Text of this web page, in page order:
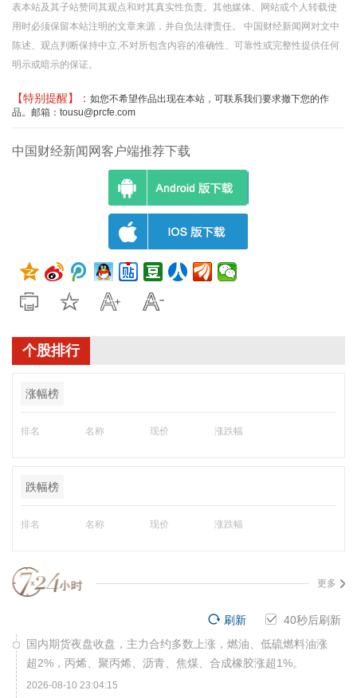
表本站及其子站赞同其观点和对其真实性负责。其他媒体、网站或个人转载使
用时必须保留本站注明的文章来源，并自负法律责任。 中国财经新闻网对文中
陈述、观点判断保持中立,不对所包含内容的准确性、可靠性或完整性提供任何
明示或暗示的保证。
【特别提醒】： 如您不希望作品出现在本站，可联系我们要求撤下您的作
品。邮箱：tousu@prcfe.com
中国财经新闻网客户端推荐下载
个股排行
涨幅榜
排名 名称 现价 涨跌幅
跌幅榜
排名 名称 现价 涨跌幅
更多
40秒后刷新
刷新
国内期货夜盘收盘，主力合约多数上涨，燃油、低硫燃料油涨
超2%，丙烯、聚丙烯、沥青、焦煤、合成橡胶涨超1%。
2026-08-10 23:04:15